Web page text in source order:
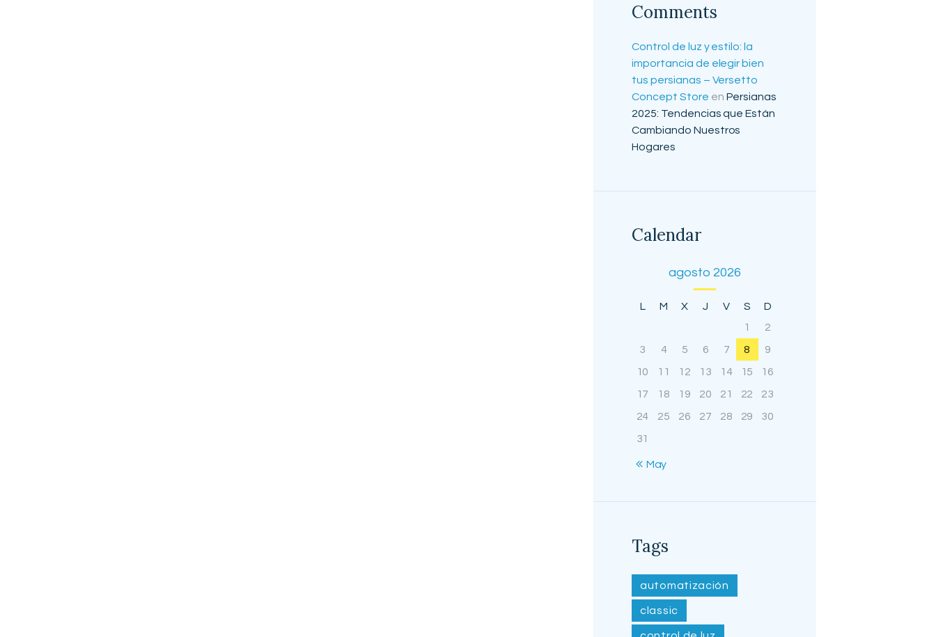
Comments
Control de luz y estilo: la
importancia de elegir bien
tus persianas – Versetto
Concept Store en Persianas
2025: Tendencias que Están
Cambiando Nuestros
Hogares
Calendar
agosto 2026
L M X J V S
D
1
2
3
4 5 6 7 8
9
10
11 12 13 14 15
16
17
18 19 20 21 22
23
24
25 26 27 28 29
30
31
« May
Tags
automatización
classic